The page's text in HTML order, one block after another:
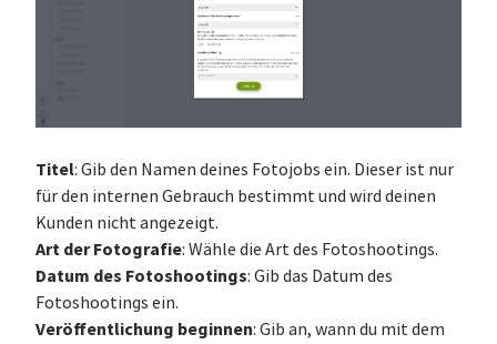
Titel: Gib den Namen deines Fotojobs ein. Dieser ist nur
für den internen Gebrauch bestimmt und wird deinen
Kunden nicht angezeigt.
Art der Fotografie: Wähle die Art des Fotoshootings.
Datum des Fotoshootings: Gib das Datum des
Fotoshootings ein.
Veröffentlichung beginnen: Gib an, wann du mit dem